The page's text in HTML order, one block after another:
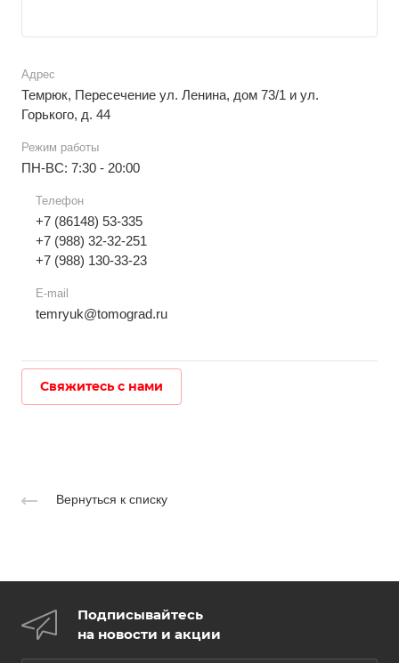
Адрес
Темрюк, Пересечение ул. Ленина, дом 73/1 и ул.
Горького, д. 44
Режим работы
ПН-ВС: 7:30 - 20:00
Телефон
+7 (86148) 53-335
+7 (988) 32-32-251
+7 (988) 130-33-23
E-mail
temryuk@tomograd.ru
Свяжитесь с нами
Вернуться к списку
Подписывайтесь
на новости и акции